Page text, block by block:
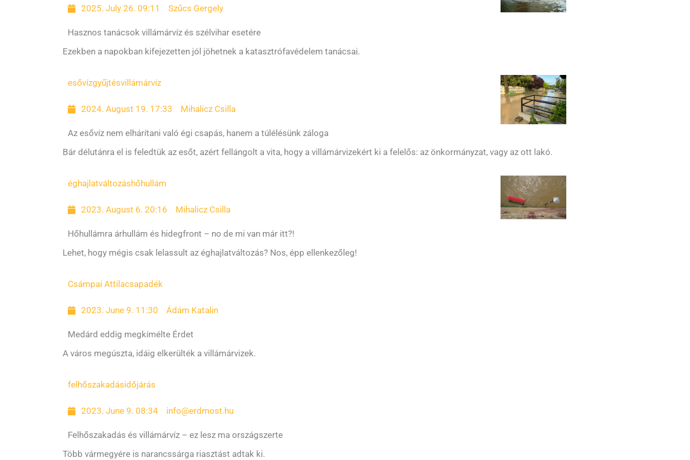
2025. July 26. 09:11 Szűcs Gergely
Hasznos tanácsok villámárvíz és szélvihar esetére
Ezekben a napokban kifejezetten jól jöhetnek a katasztrófavédelem tanácsai.
esővízgyűjtésvillámárvíz
2024. August 19. 17:33 Mihalicz Csilla
Az esővíz nem elhárítani való égi csapás, hanem a túlélésünk záloga
Bár délutánra el is feledtük az esőt, azért fellángolt a vita, hogy a villámárvizekért ki a felelős: az önkormányzat, vagy az ott lakó.
éghajlatváltozáshőhullám
2023. August 6. 20:16 Mihalicz Csilla
Hőhullámra árhullám és hidegfront – no de mi van már itt?!
Lehet, hogy mégis csak lelassult az éghajlatváltozás? Nos, épp ellenkezőleg!
Csámpai Attilacsapadék
2023. June 9. 11:30 Ádám Katalin
Medárd eddig megkímélte Érdet
A város megúszta, idáig elkerülték a villámárvizek.
felhőszakadásidőjárás
2023. June 9. 08:34 info@erdmost.hu
Felhőszakadás és villámárvíz – ez lesz ma országszerte
Több vármegyére is narancssárga riasztást adtak ki.